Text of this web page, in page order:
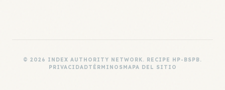
© 2026 INDEX AUTHORITY NETWORK. RECIPE HP-BSPB.
PRIVACIDADTÉRMINOS MAPA DEL SITIO